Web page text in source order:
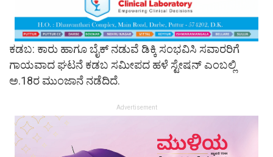
ಕಡಬ: ಕಾರು ಹಾಗೂ ಬೈಕ್ ನಡುವೆ ಡಿಕ್ಕಿ ಸಂಭವಿಸಿ ಸವಾರರಿಗೆ
ಗಾಯವಾದ ಘಟನೆ ಕಡಬ ಸಮೀಪದ ಹಳೆ ಸ್ಟೇಷನ್ ಎಂಬಲ್ಲಿ
ಅ.18ರ ಮುಂಜಾನೆ ನಡೆದಿದೆ.
Advertisement